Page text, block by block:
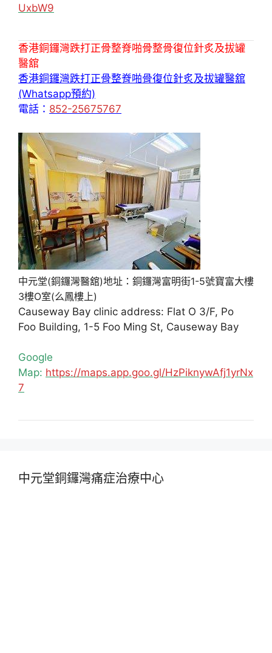
UxbW9
香港銅鑼灣跌打正骨整脊啪骨整骨復位針炙及拔罐
醫舘
香港銅鑼灣跌打正骨整脊啪骨復位針炙及拔罐醫舘
(Whatsapp預約)
電話： 852-25675767
中元堂(銅鑼灣醫舘)地址：銅鑼灣富明街1-5號寶富大樓
3樓O室(么鳳樓上)
Causeway Bay clinic address: Flat O 3/F, Po
Foo Building, 1-5 Foo Ming St, Causeway Bay
Google
Map: https://maps.app.goo.gl/HzPiknywAfj1yrNx
7
中元堂銅鑼灣痛症治療中心